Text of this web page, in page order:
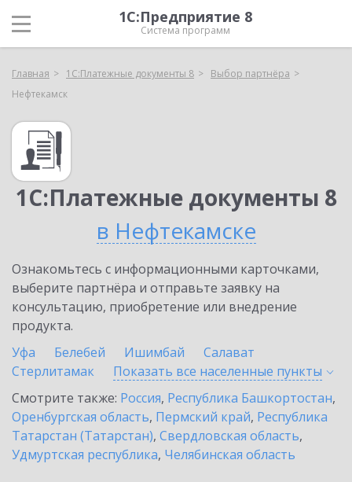
1С:Предприятие 8
Система программ
Главная 1С:Платежные документы 8
Выбор партнёра
Нефтекамск
1С:Платежные документы 8
в Нефтекамске
Ознакомьтесь с информационными карточками,
выберите партнёра и отправьте заявку на
консультацию, приобретение или внедрение
продукта.
Уфа
Белебей Ишимбай
Салават
Стерлитамак
Показать все населенные пункты
Смотрите также: Россия, Республика Башкортостан,
Оренбургская область, Пермский край, Республика
Татарстан (Татарстан), Свердловская область,
Удмуртская республика, Челябинская область